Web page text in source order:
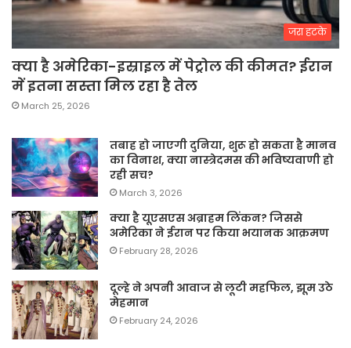
जरा हटके
क्या है अमेरिका-इस्राइल में पेट्रोल की कीमत? ईरान
में इतना सस्ता मिल रहा है तेल
March 25, 2026
तबाह हो जाएगी दुनिया, शुरू हो सकता है मानव
का विनाश, क्या नास्त्रेदमस की भविष्यवाणी हो
रही सच?
March 3, 2026
क्या है यूएसएस अब्राहम लिंकन? जिससे
अमेरिका ने ईरान पर किया भयानक आक्रमण
February 28, 2026
दूल्हे ने अपनी आवाज से लूटी महफिल, झूम उठे
मेहमान
February 24, 2026